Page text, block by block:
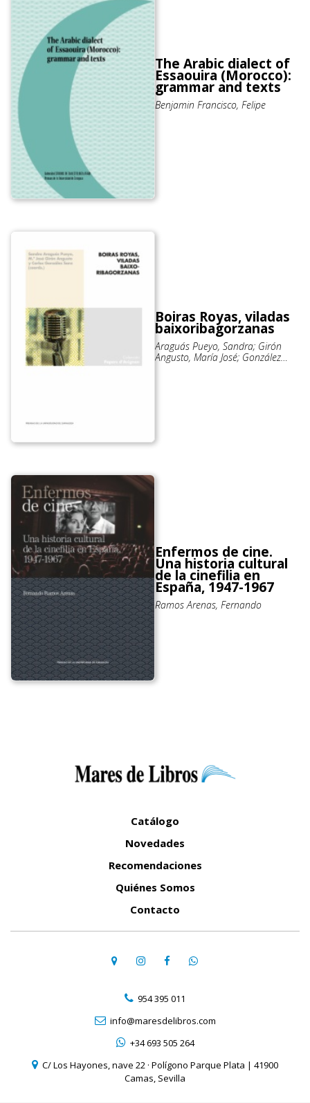
The Arabic dialect of
Essaouira (Morocco):
grammar and texts
Benjamin Francisco, Felipe
Boiras Royas, viladas
baixoribagorzanas
Araguás Pueyo, Sandra; Girón
Angusto, María José; González
Enfermos de cine.
Una historia cultural
de la cinefilia en
España, 1947-1967
Ramos Arenas, Fernando
Catálogo
Novedades
Recomendaciones
Quiénes Somos
Contacto
954 395 011
info@maresdelibros.com
+34 693 505 264
C/ Los Hayones, nave 22 · Polígono Parque Plata | 41900
Camas, Sevilla